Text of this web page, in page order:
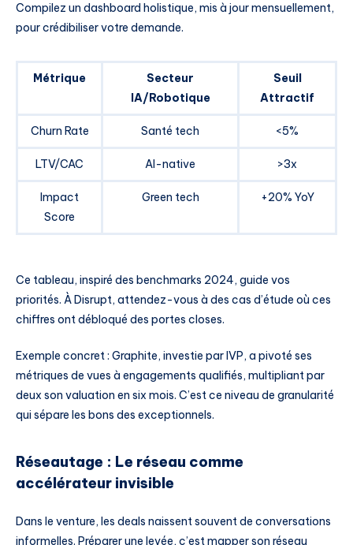
Compilez un dashboard holistique, mis à jour mensuellement,
pour crédibiliser votre demande.
Métrique
Secteur
IA/Robotique
Seuil
Attractif
Churn Rate Santé tech <5%
LTV/CAC AI-native >3x
Impact
Score
Green tech +20% YoY
Ce tableau, inspiré des benchmarks 2024, guide vos
priorités. À Disrupt, attendez-vous à des cas d’étude où ces
chiffres ont débloqué des portes closes.
Exemple concret : Graphite, investie par IVP, a pivoté ses
métriques de vues à engagements qualifiés, multipliant par
deux son valuation en six mois. C’est ce niveau de granularité
qui sépare les bons des exceptionnels.
Réseautage : Le réseau comme
accélérateur invisible
Dans le venture, les deals naissent souvent de conversations
informelles. Préparer une levée, c’est mapper son réseau